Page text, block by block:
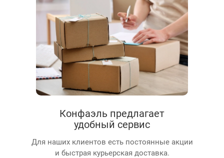
Конфаэль предлагает
удобный сервис
Для наших клиентов есть постоянные акции
и быстрая курьерская доставка.